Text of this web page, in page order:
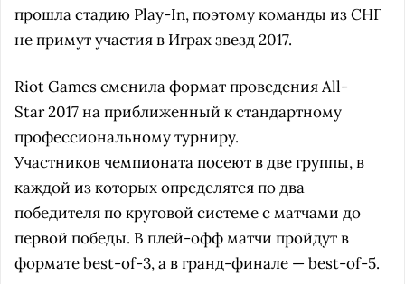
прошла стадию Play-In, поэтому команды из СНГ
не примут участия в Играх звезд 2017.
Riot Games сменила формат проведения All-
Star 2017 на приближенный к стандартному
профессиональному турниру.
Участников чемпионата посеют в две группы, в
каждой из которых определятся по два
победителя по круговой системе с матчами до
первой победы. В плей-офф матчи пройдут в
формате best-of-3, а в гранд-финале — best-of-5.